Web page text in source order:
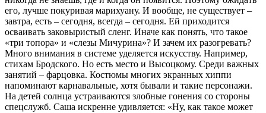
его, лучше покуривая марихуану. И вообще, не существует –
завтра, есть – сегодня, всегда – сегодня. Ей приходится
осваивать заковыристый сленг. Иначе как понять, что такое
«три топора» и «слезы Мичурина»? И зачем их разогревать?
Много внимания в системе уделяется искусству. Например,
стихам Бродского. Но есть место и Высоцкому. Среди важных
занятий – фарцовка. Костюмы многих экранных хиппи
напоминают карнавальные, хотя бывали и такие персонажи.
На детей солнца устраиваются злобные гонения со стороны
спецслужб. Саша искренне удивляется: «Ну, как такое может